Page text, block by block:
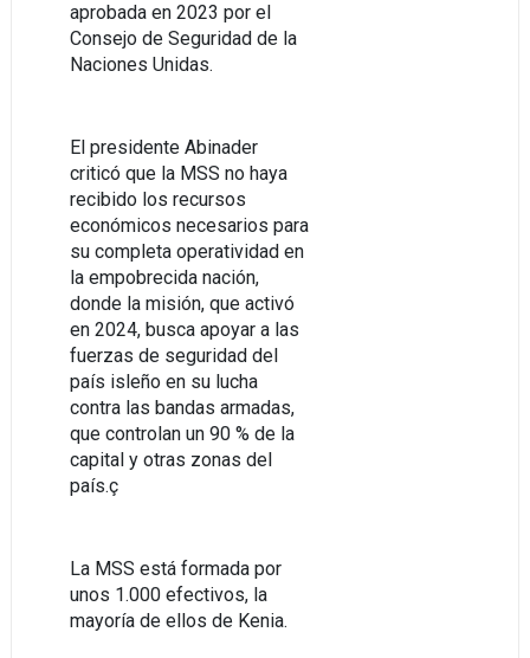
aprobada en 2023 por el
Consejo de Seguridad de la
Naciones Unidas.
El presidente Abinader
criticó que la MSS no haya
recibido los recursos
económicos necesarios para
su completa operatividad en
la empobrecida nación,
donde la misión, que activó
en 2024, busca apoyar a las
fuerzas de seguridad del
país isleño en su lucha
contra las bandas armadas,
que controlan un 90 % de la
capital y otras zonas del
país.ç
La MSS está formada por
unos 1.000 efectivos, la
mayoría de ellos de Kenia.